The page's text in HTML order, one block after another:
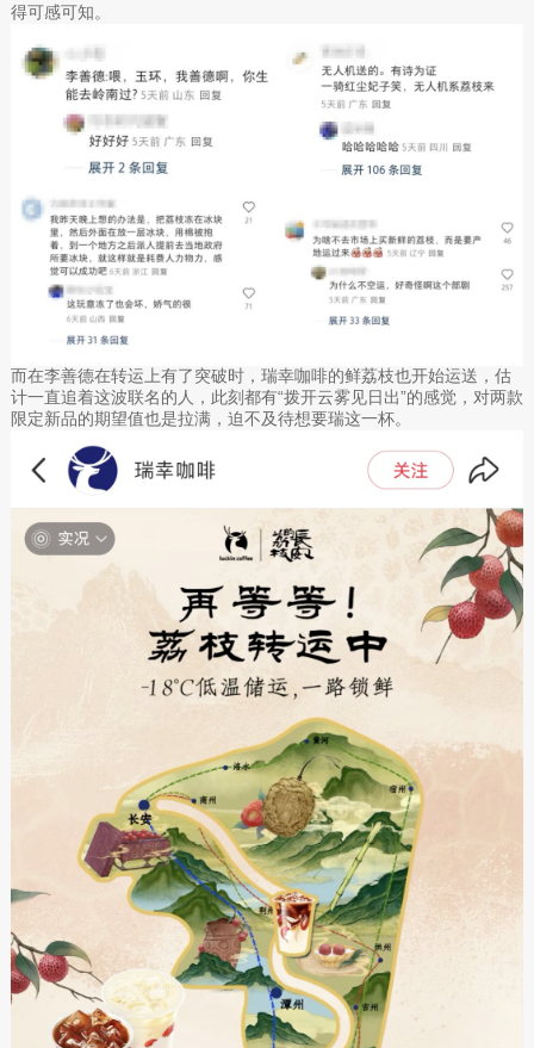
得可感可知。
而在李善德在转运上有了突破时，瑞幸咖啡的鲜荔枝也开始运送，估
计一直追着这波联名的人，此刻都有“拨开云雾见日出”的感觉，对两款
限定新品的期望值也是拉满，迫不及待想要瑞这一杯。